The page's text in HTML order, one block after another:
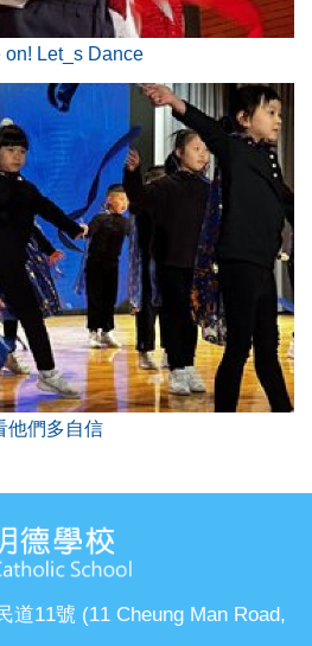
on! Let_s Dance
他們多自信
道11號 (11 Cheung Man Road,